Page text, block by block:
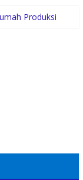
Produksi
Fokus
Batu
Tengah
Asal Aceh
Komunitas